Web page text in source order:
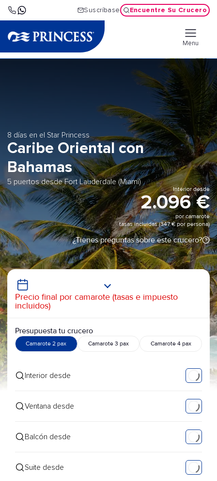
Suscríbase Encuentre Su Crucero
Menu
8 días en el Star Princess
Caribe Oriental con
Bahamas
5 puertos desde Fort Lauderdale (Miami)
Interior desde
2.096 €
por camarote
tasas incluidas (347 € por persona)
¿Tienes preguntas sobre este crucero?
Precio final por camarote (tasas e impuesto
incluidos)
Presupuesta tu crucero
Camarote 2 pax Camarote 3 pax Camarote 4 pax
Interior desde
Ventana desde
Balcón desde
Suite desde